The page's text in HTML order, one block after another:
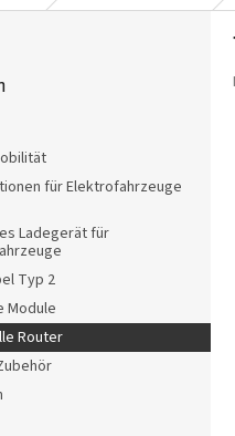
für Elektrofahrzeuge
Ladegerät für
Typ 2
Module
Router